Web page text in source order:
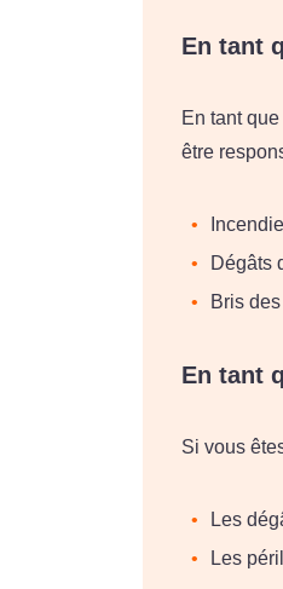
En tant
En tant que
être
Incendie
Dégâts
Bris
En tant
Si vous
Les
Les